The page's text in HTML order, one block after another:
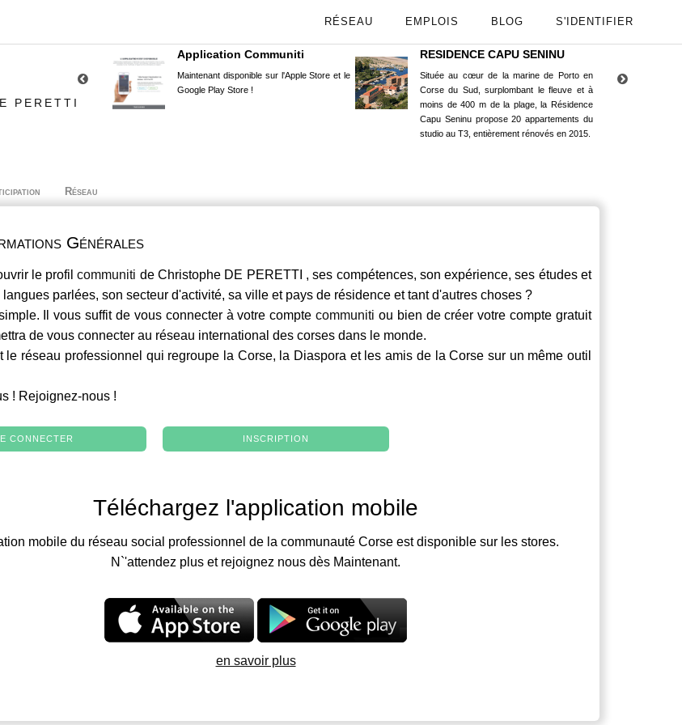
RÉSEAU EMPLOIS BLOG S'IDENTIFIER
PERETTI
Application Communiti
Maintenant disponible sur l'Apple Store et le
Google Play Store !
RESIDENCE CAPU SENINU
Située au cœur de la marine de Porto en
Corse du Sud, surplombant le fleuve et à
moins de 400 m de la plage, la Résidence
Capu Seninu propose 20 appartements du
studio au T3, entièrement rénovés en 2015.
Réseau
Générales
le profilcommuniti de Christophe DE PERETTI , ses compétences, son expérience, ses études et
parlées, son secteur d'activité, sa ville et pays de résidence et tant d'autres choses ?
Il vous suffit de vous connecter à votre comptecommuniti ou bien de créer votre compte gratuit
de vous connecter au réseau international des corses dans le monde.
le réseau professionnel qui regroupe la Corse, la Diaspora et les amis de la Corse sur un même outil
! Rejoignez-nous !
CONNECTER INSCRIPTION
Téléchargez l'application mobile
mobile du réseau social professionnel de la communauté Corse est disponible sur les stores.
N`'attendez plus et rejoignez nous dès Maintenant.
en savoir plus